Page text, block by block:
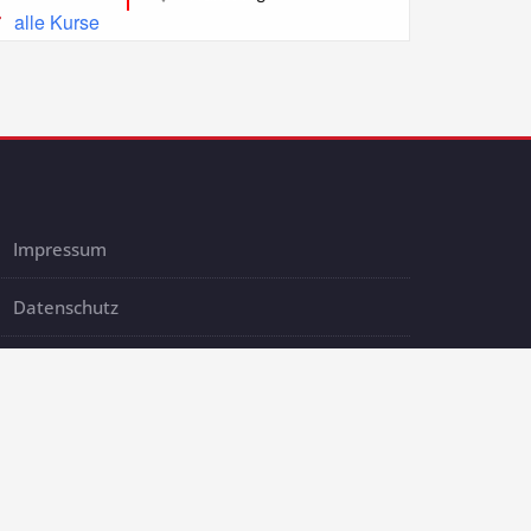
alle Kurse
Impressum
Datenschutz